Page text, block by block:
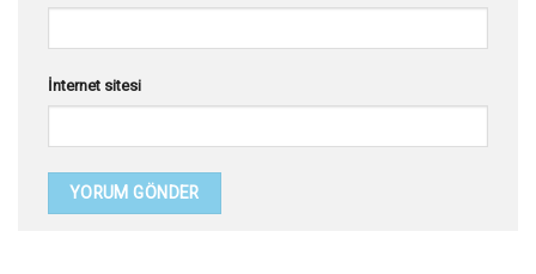
İnternet sitesi